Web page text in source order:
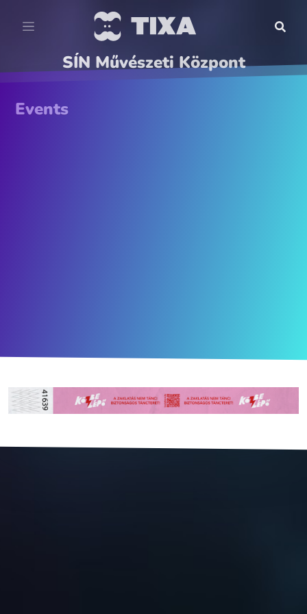
SÍN Művészeti Központ
Events